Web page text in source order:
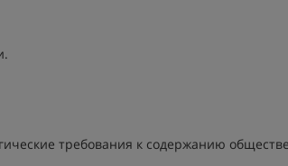
требования к содержанию